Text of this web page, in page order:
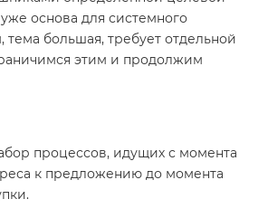
основа для системного
тема большая, требует отдельной
этим и продолжим
процессов, идущих с момента
к предложению до момента